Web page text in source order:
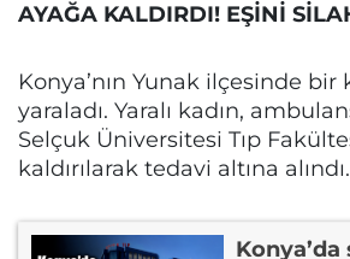
AYAĞA KALDIRDI! EŞİNİ
Konya’nın Yunak ilçesinde bir
yaraladı. Yaralı kadın,
Selçuk Üniversitesi Tıp
kaldırılarak tedavi altına alındı.